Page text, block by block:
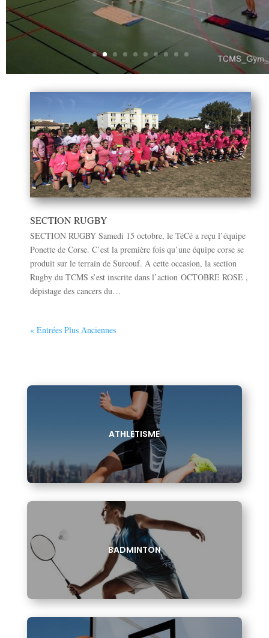
SECTION RUGBY
SECTION RUGBY Samedi 15 octobre, le TéCé a reçu l’équipe
Ponette de Corse. C’est la première fois qu’une équipe corse se
produit sur le terrain de Surcouf. A cette occasion, la section
Rugby du TCMS s’est inscrite dans l’action OCTOBRE ROSE ,
dépistage des cancers du…
« Entrées Plus Anciennes
ATHLETISME
BADMINTON